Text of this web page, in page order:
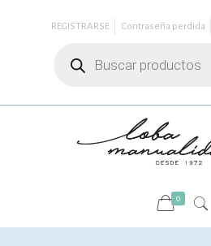
REGISTRARSE Contraseña perdida
productos
0